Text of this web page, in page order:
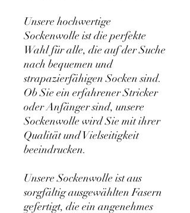
Unsere hochwertige
Sockenwolle ist die perfekte
Wahl für alle, die auf der Suche
nach bequemen und
strapazierfähigen Socken sind.
Ob Sie ein erfahrener Stricker
oder Anfänger sind, unsere
Sockenwolle wird Sie mit ihrer
Qualität und Vielseitigkeit
beeindrucken.
Unsere Sockenwolle ist aus
sorgfältig ausgewählten Fasern
gefertigt, die ein angenehmes